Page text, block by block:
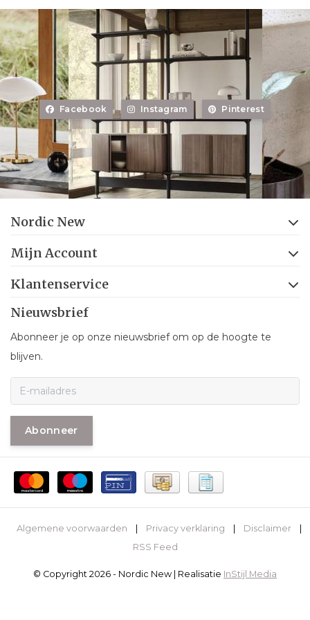
Facebook Instagram Pinterest
Nordic New
Mijn Account
Klantenservice
Nieuwsbrief
Abonneer je op onze nieuwsbrief om op de hoogte te
blijven.
Abonneer
Algemene voorwaarden Privacy verklaring Disclaimer
RSS Feed
© Copyright 2026 - Nordic New | Realisatie InStijl Media